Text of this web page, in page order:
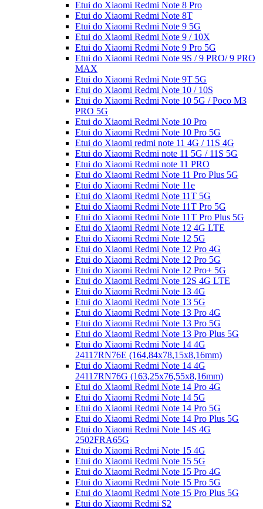
Etui do Xiaomi Redmi Note 8 Pro
Etui do Xiaomi Redmi Note 8T
Etui do Xiaomi Redmi Note 9 5G
Etui do Xiaomi Redmi Note 9 / 10X
Etui do Xiaomi Redmi Note 9 Pro 5G
Etui do Xiaomi Redmi Note 9S / 9 PRO/ 9 PRO
MAX
Etui do Xiaomi Redmi Note 9T 5G
Etui do Xiaomi Redmi Note 10 / 10S
Etui do Xiaomi Redmi Note 10 5G / Poco M3
PRO 5G
Etui do Xiaomi Redmi Note 10 Pro
Etui do Xiaomi Redmi Note 10 Pro 5G
Etui do Xiaomi redmi note 11 4G / 11S 4G
Etui do Xiaomi Redmi note 11 5G / 11S 5G
Etui do Xiaomi Redmi note 11 PRO
Etui do Xiaomi Redmi Note 11 Pro Plus 5G
Etui do Xiaomi Redmi Note 11e
Etui do Xiaomi Redmi Note 11T 5G
Etui do Xiaomi Redmi Note 11T Pro 5G
Etui do Xiaomi Redmi Note 11T Pro Plus 5G
Etui do Xiaomi Redmi Note 12 4G LTE
Etui do Xiaomi Redmi Note 12 5G
Etui do Xiaomi Redmi Note 12 Pro 4G
Etui do Xiaomi Redmi Note 12 Pro 5G
Etui do Xiaomi Redmi Note 12 Pro+ 5G
Etui do Xiaomi Redmi Note 12S 4G LTE
Etui do Xiaomi Redmi Note 13 4G
Etui do Xiaomi Redmi Note 13 5G
Etui do Xiaomi Redmi Note 13 Pro 4G
Etui do Xiaomi Redmi Note 13 Pro 5G
Etui do Xiaomi Redmi Note 13 Pro Plus 5G
Etui do Xiaomi Redmi Note 14 4G
24117RN76E (164,84x78,15x8,16mm)
Etui do Xiaomi Redmi Note 14 4G
24117RN76G (163,25x76,55x8,16mm)
Etui do Xiaomi Redmi Note 14 Pro 4G
Etui do Xiaomi Redmi Note 14 5G
Etui do Xiaomi Redmi Note 14 Pro 5G
Etui do Xiaomi Redmi Note 14 Pro Plus 5G
Etui do Xiaomi Redmi Note 14S 4G
2502FRA65G
Etui do Xiaomi Redmi Note 15 4G
Etui do Xiaomi Redmi Note 15 5G
Etui do Xiaomi Redmi Note 15 Pro 4G
Etui do Xiaomi Redmi Note 15 Pro 5G
Etui do Xiaomi Redmi Note 15 Pro Plus 5G
Etui do Xiaomi Redmi S2